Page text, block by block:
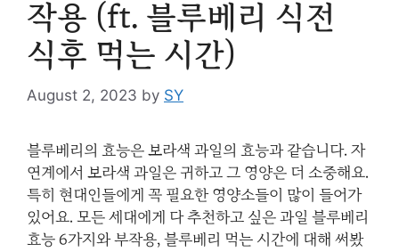
작용 (ft. 블루베리 식전
식후 먹는 시간)
August 2, 2023 by SY
블루베리의 효능은 보라색 과일의 효능과 같습니다. 자
연계에서 보라색 과일은 귀하고 그 영양은 더 소중해요.
특히 현대인들에게 꼭 필요한 영양소들이 많이 들어가
있어요. 모든 세대에게 다 추천하고 싶은 과일 블루베리
효능 6가지와 부작용, 블루베리 먹는 시간에 대해 써봤